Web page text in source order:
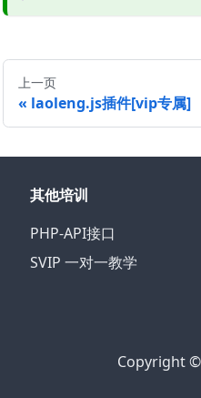
上一页
laoleng.js插件[vip专属]
其他培训
PHP-API接口
SVIP 一对一教学
Copyright ©